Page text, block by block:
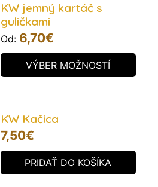
KW jemný kartáč s
guličkami
Od: 6,70€
VÝBER MOŽNOSTÍ
KW Kačica
7,50€
PRIDAŤ DO KOŠÍKA